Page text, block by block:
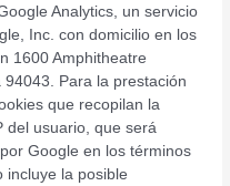
Analytics, un servicio
Inc. con domicilio en los
1600 Amphitheatre
94043. Para la prestación
que recopilan la
del usuario, que será
Google en los términos
incluye la posible